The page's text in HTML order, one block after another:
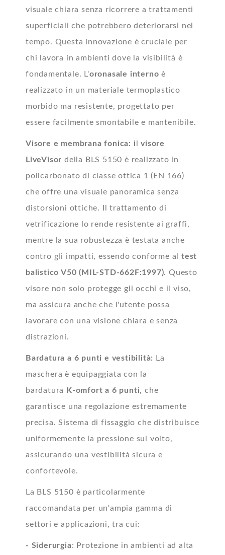
visuale chiara senza ricorrere a trattamenti
superficiali che potrebbero deteriorarsi nel
tempo. Questa innovazione è cruciale per
chi lavora in ambienti dove la visibilità è
fondamentale. L'oronasale interno è
realizzato in un materiale termoplastico
morbido ma resistente, progettato per
essere facilmente smontabile e mantenibile.
Visore e membrana fonica: i lvisore
LiveVisor della BLS 5150 è realizzato in
policarbonato di classe ottica 1 (EN 166)
che offre una visuale panoramica senza
distorsioni ottiche. Il trattamento di
vetrificazione lo rende resistente ai graffi,
mentre la sua robustezza è testata anche
contro gli impatti, essendo conforme al test
balistico V50 (MIL-STD-662F:1997). Questo
visore non solo protegge gli occhi e il viso,
ma assicura anche che l'utente possa
lavorare con una visione chiara e senza
distrazioni.
Bardatura a 6 punti e vestibilità:
La
maschera è equipaggiata con la
bardatura
K-omfort a 6 punti, che
garantisce una regolazione estremamente
precisa. Sistema di fissaggio che distribuisce
uniformemente la pressione sul volto,
assicurando una vestibilità sicura e
confortevole.
La BLS 5150 è particolarmente
raccomandata per un'ampia gamma di
settori e applicazioni, tra cui:
- Siderurgia: Protezione in ambienti ad alta